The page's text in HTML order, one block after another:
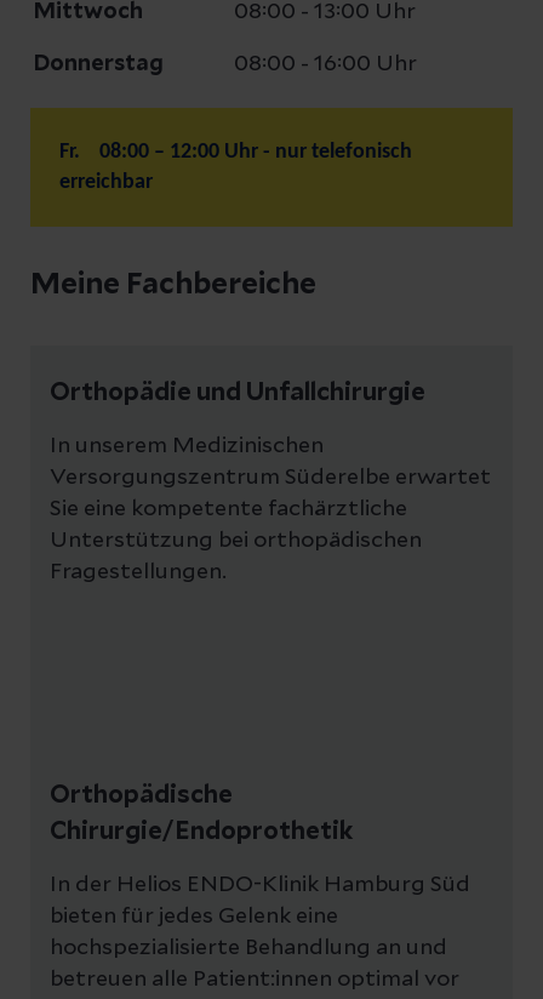
Mittwoch 08:00 - 13:00 Uhr
Donnerstag 08:00 - 16:00 Uhr
Fr. 08:00 – 12:00 Uhr - nur telefonisch
erreichbar
Meine Fachbereiche
Orthopädie und Unfallchirurgie
In unserem Medizinischen
Versorgungszentrum Süderelbe erwartet
Sie eine kompetente fachärztliche
Unterstützung bei orthopädischen
Fragestellungen.
Orthopädische
Chirurgie/Endoprothetik
In der Helios ENDO-Klinik Hamburg Süd
bieten für jedes Gelenk eine
hochspezialisierte Behandlung an und
betreuen alle Patient:innen optimal vor